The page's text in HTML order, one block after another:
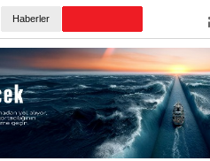
Haberler